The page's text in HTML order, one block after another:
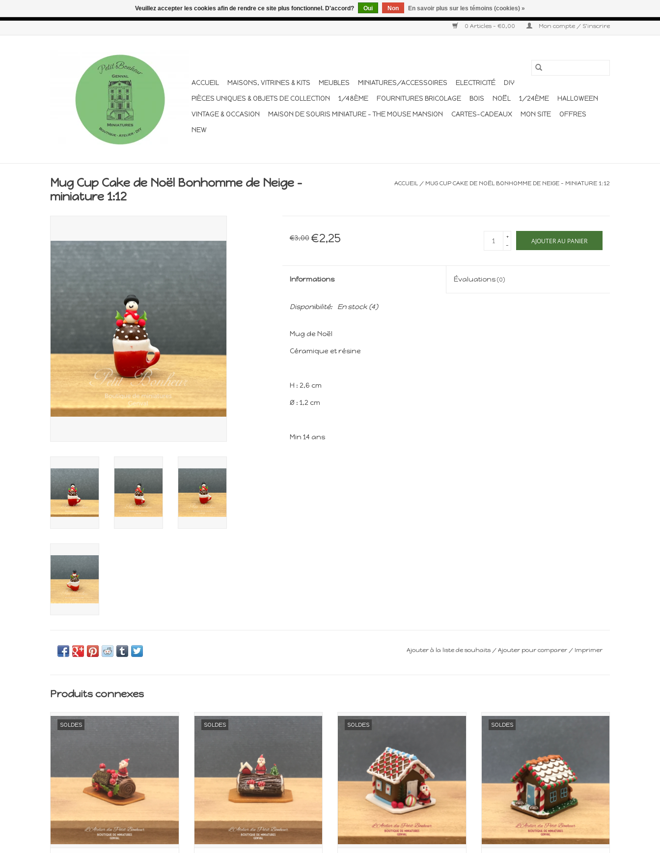
0 Articles - €0,00 Mon compte / S'inscrire
ACCUEIL MAISONS, VITRINES & KITS MEUBLES MINIATURES/ACCESSOIRES ELECTRICITÉ
DIY
PIÈCES UNIQUES & OBJETS DE COLLECTION
1/48ÈME FOURNITURES BRICOLAGE BOIS NOËL 1/24ÈME
HALLOWEEN
VINTAGE & OCCASION
MAISON DE SOURIS MINIATURE - THE MOUSE MANSION CARTES-CADEAUX MON SITE
OFFRES
NEW
Mug Cup Cake de Noël Bonhomme de Neige -
miniature 1:12
ACCUEIL / MUG CUP CAKE DE NOËL BONHOMME DE NEIGE - MINIATURE 1:12
€3,00 €2,25
+
-
AJOUTER AU PANIER
Informations Évaluations(0)
Disponibilité: En stock(4)
Mug de Noël
Céramique et résine
H : 2,6 cm
Ø : 1,2 cm
Min 14 ans
Ajouter à la liste de souhaits / Ajouter pour comparer / Imprimer
Produits connexes
SOLDES
Miniature pour maison de poupée
SOLDES
Miniature pour maison de poupée
SOLDES
Miniature pour maison de poupée
SOLDES
Miniature pour maison de poupée
Veuillez accepter les cookies afin de rendre ce site plus fonctionnel. D'accord? Oui Non En savoir plus sur les témoins (cookies) »
Congés d'été : les commandes continuent d'être expédiées pendant les vacances. Les envois sont effectués une à deux fois par semaine. Merci pour votre compréhension et votre confiance.